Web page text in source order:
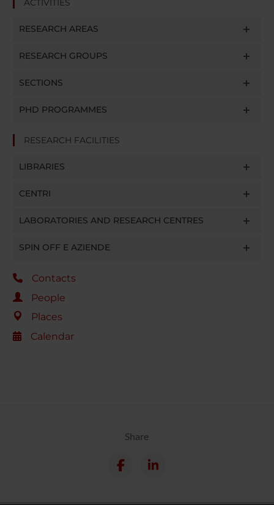
ACTIVITIES
RESEARCH AREAS
RESEARCH GROUPS
SECTIONS
PHD PROGRAMMES
RESEARCH FACILITIES
LIBRARIES
CENTRI
LABORATORIES AND RESEARCH CENTRES
SPIN OFF E AZIENDE
Contacts
People
Places
Calendar
Share